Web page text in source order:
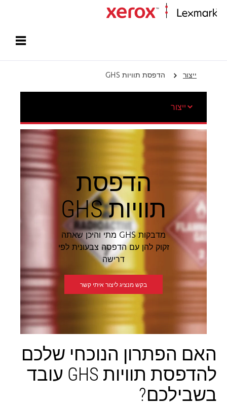
ייצור הדפסת תוויות GHS
הדפסת
תוויות GHS
מדבקות GHS מתי והיכן שאתה
זקוק להן עם הדפסה צבעונית לפי
דרישה
בקש מנציג ליצור איתי קשר
ייצור
האם הפתרון הנוכחי שלכם
להדפסת תוויות GHS עובד
בשבילכם?